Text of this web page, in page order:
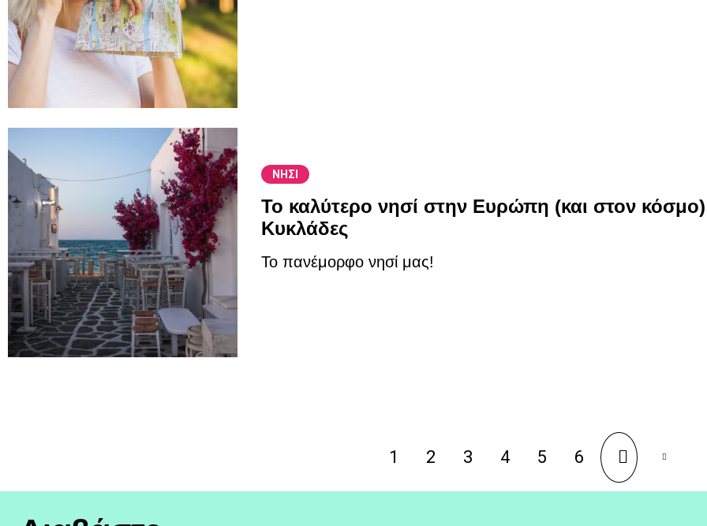
ΝΗΣΙ
Το καλύτερο νησί στην Ευρώπη (και στον κόσμο)
Κυκλάδες
Το πανέμορφο νησί μας!
1 2 3 4 5 6